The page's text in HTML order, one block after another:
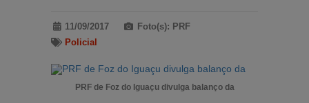
11/09/2017
Foto(s): PRF
Policial
PRF de Foz do Iguaçu divulga balanço da